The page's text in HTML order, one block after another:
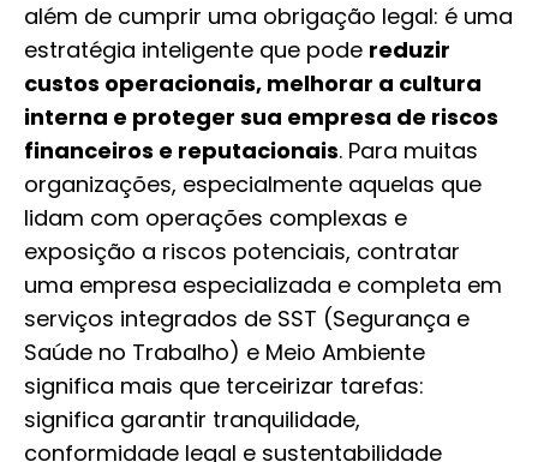
além de cumprir uma obrigação legal: é uma
estratégia inteligente que pode reduzir
custos operacionais, melhorar a cultura
interna e proteger sua empresa de riscos
financeiros e reputacionais. Para muitas
organizações, especialmente aquelas que
lidam com operações complexas e
exposição a riscos potenciais, contratar
uma empresa especializada e completa em
serviços integrados de SST (Segurança e
Saúde no Trabalho) e Meio Ambiente
significa mais que terceirizar tarefas:
significa garantir tranquilidade,
conformidade legal e sustentabilidade